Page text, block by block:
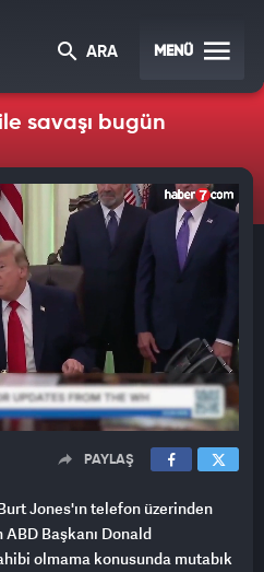
ARA MENÜ
savaşı bugün
PAYLAŞ
Jones'ın telefon üzerinden
Başkanı Donald
olmama konusunda mutabık